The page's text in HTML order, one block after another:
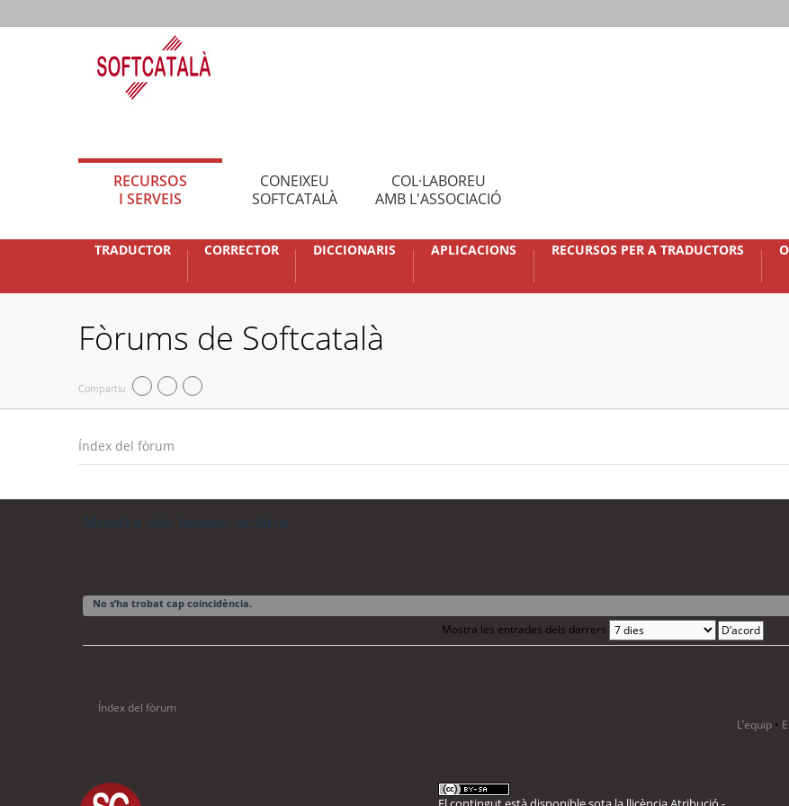
RECURSOS
I SERVEIS
CONEIXEU
SOFTCATALÀ
COL·LABOREU
AMB L'ASSOCIACIÓ
TRADUCTOR CORRECTOR DICCIONARIS APLICACIONS RECURSOS PER A TRADUCTORS
Fòrums de Softcatalà
Compartiu
Índex del fòrum
No s’ha trobat cap coincidència.
Mostra les entrades dels darrers
Índex del fòrum
L’equip •